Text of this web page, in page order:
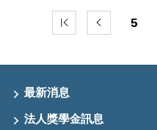
5
最新消息
法人獎學金訊息